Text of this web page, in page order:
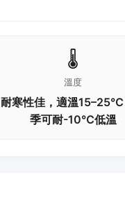
🌡️
溫度
耐寒性佳，適溫15–25℃
季可耐-10℃低溫